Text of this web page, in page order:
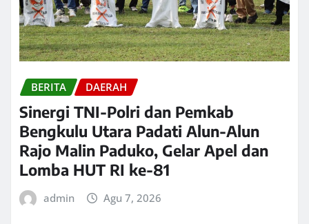
BERITA DAERAH
Sinergi TNI-Polri dan Pemkab
Bengkulu Utara Padati Alun-Alun
Rajo Malin Paduko, Gelar Apel dan
Lomba HUT RI ke-81
admin Agu 7, 2026